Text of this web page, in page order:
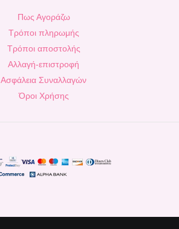
Πως Αγοράζω
Τρόποι πληρωμής
Τρόποι αποστολής
Αλλαγή-επιστροφή
Ασφάλεια Συναλλαγών
Όροι Χρήσης